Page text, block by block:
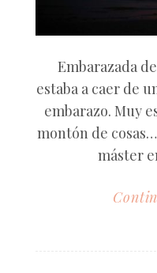
Embarazada
estaba a caer de
embarazo. Muy
montón de
máster